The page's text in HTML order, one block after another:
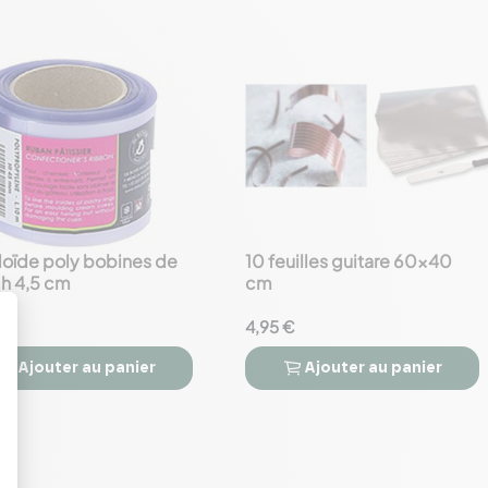
poly bobines de
4,5 cm

Ajouter au panier
favorite_border
10 feuilles guitare 60x40
cm
4,95 €
 
Ajouter au panier